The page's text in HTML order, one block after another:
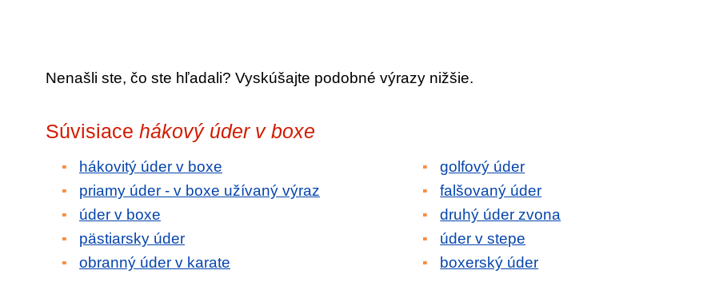
Nenašli ste, čo ste hľadali? Vyskúšajte podobné výrazy nižšie.
Súvisiace hákový úder v boxe
hákovitý úder v boxe
priamy úder - v boxe užívaný výraz
úder v boxe
pästiarsky úder
obranný úder v karate
golfový úder
falšovaný úder
druhý úder zvona
úder v stepe
boxerský úder